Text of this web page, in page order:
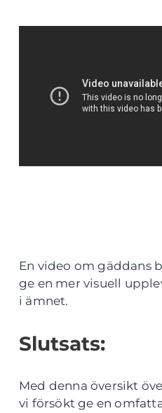
En video om gäddans
ge en mer visuell
i ämnet.
Slutsats:
Med denna översikt
vi försökt ge en